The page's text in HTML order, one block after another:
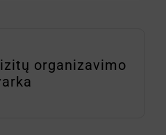
organizavimo